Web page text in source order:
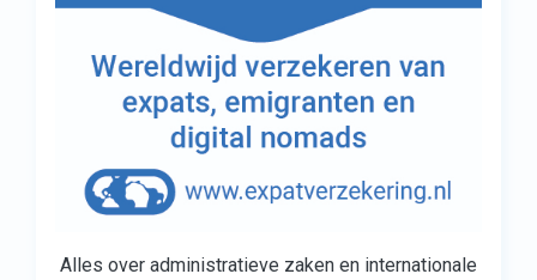
Alles over administratieve zaken en internationale